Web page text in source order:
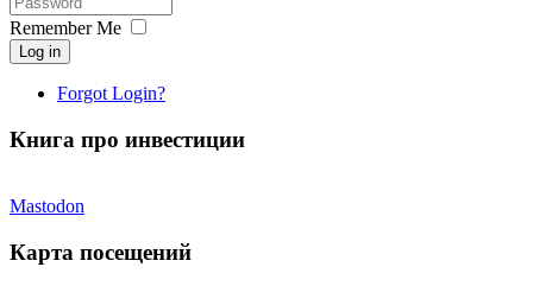
Remember Me
Log in
Forgot Login?
Книга про инвестиции
Mastodon
Карта посещений